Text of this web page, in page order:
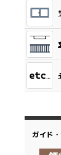
ガイド